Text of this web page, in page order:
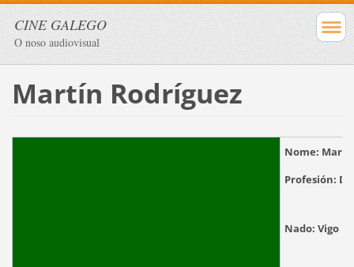
CINE GALEGO
O noso audiovisual
Martín Rodríguez
Nome:
Profesión:
Nado: